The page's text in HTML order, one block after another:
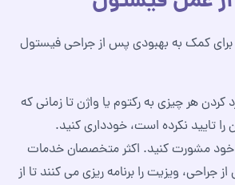
برای کمک به بهبودی پس از جراحی فیستول
کردن هر چیزی به رکتوم یا واژن تا زمانی که
تایید نکرده است، خودداری کنید.
مشورت کنید. اکثر متخصصان خدمات
جراحی، ویزیت را برنامه‌ ریزی می‌ کنند تا از